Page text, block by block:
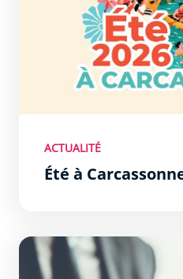
ACTUALITÉ
Été à
Un budget responsable et